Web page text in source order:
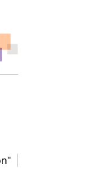
"http://www.cidoc-crm.org/rdfs/cidoc-crm#E83.Type_Creation"